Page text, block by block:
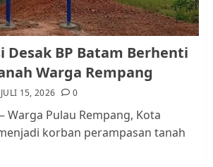
Kader Pajak jadi Penghubung
Pemerintah dan Masyarakat di
Lingkungan RT/RW
AGUSTUS 1, 2026
Desak BP Batam Berhenti
Warga Rempang
JULI 15, 2026 0
Warga Pulau Rempang, Kota
korban perampasan tanah